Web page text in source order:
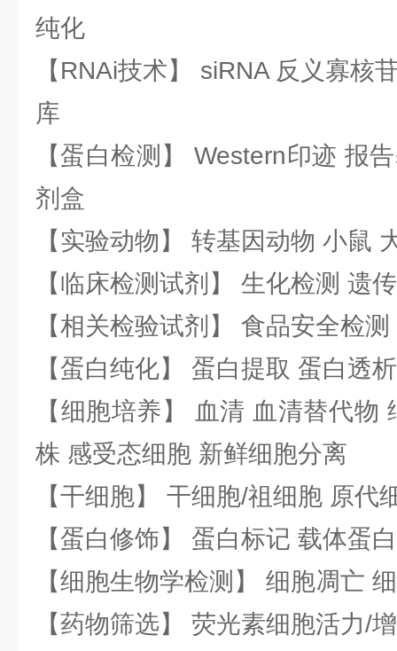
纯化
【RNAi技术】 siRNA 反义寡核
库
【蛋白检测】 Western印迹 报
剂盒
【实验动物】 转基因动物 小鼠
【临床检测试剂】 生化检测 遗
【相关检验试剂】 食品安全检
【蛋白纯化】 蛋白提取 蛋白透
【细胞培养】 血清 血清替代物
株 感受态细胞 新鲜细胞分离
【干细胞】 干细胞/祖细胞 原代
【蛋白修饰】 蛋白标记 载体蛋
【细胞生物学检测】 细胞凋亡
【药物筛选】 荧光素细胞活力/